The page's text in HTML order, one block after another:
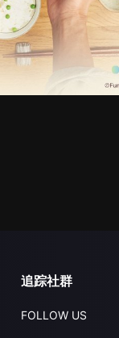
追踪社群
FOLLOW US